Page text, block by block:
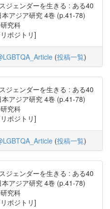
ジェンダーを生きる : ある40
アジア研究 4巻 (p.41-78)
究科
ポジトリ]
(投稿一覧)
ジェンダーを生きる : ある40
アジア研究 4巻 (p.41-78)
究科
ポジトリ]
(投稿一覧)
ジェンダーを生きる : ある40
アジア研究 4巻 (p.41-78)
究科
ポジトリ]